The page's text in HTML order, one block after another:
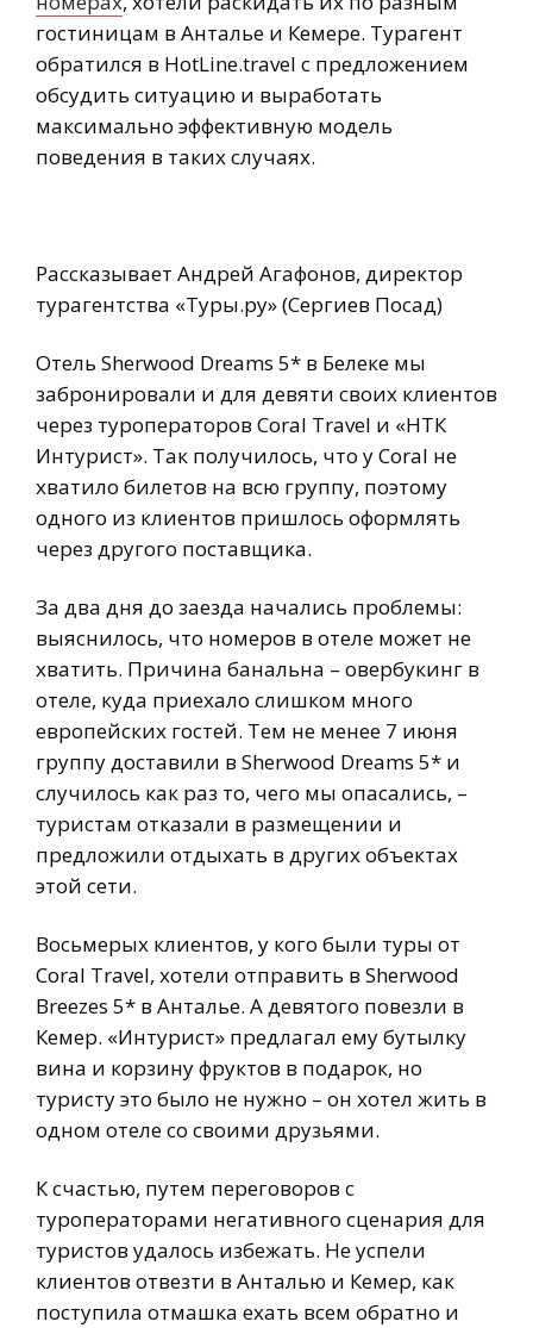
гостиницам в Анталье и Кемере. Турагент
обратился в HotLine.travel с предложением
обсудить ситуацию и выработать
максимально эффективную модель
поведения в таких случаях.
Рассказывает Андрей Агафонов, директор
турагентства «Туры.ру» (Сергиев Посад)
Отель Sherwood Dreams 5* в Белеке мы
забронировали и для девяти своих клиентов
через туроператоров Coral Travel и «НТК
Интурист». Так получилось, что у Coral не
хватило билетов на всю группу, поэтому
одного из клиентов пришлось оформлять
через другого поставщика.
За два дня до заезда начались проблемы:
выяснилось, что номеров в отеле может не
хватить. Причина банальна – овербукинг в
отеле, куда приехало слишком много
европейских гостей. Тем не менее 7 июня
группу доставили в Sherwood Dreams 5* и
случилось как раз то, чего мы опасались, –
туристам отказали в размещении и
предложили отдыхать в других объектах
этой сети.
Восьмерых клиентов, у кого были туры от
Coral Travel, хотели отправить в Sherwood
Breezes 5* в Анталье. А девятого повезли в
Кемер. «Интурист» предлагал ему бутылку
вина и корзину фруктов в подарок, но
туристу это было не нужно – он хотел жить в
одном отеле со своими друзьями.
К счастью, путем переговоров с
туроператорами негативного сценария для
туристов удалось избежать. Не успели
клиентов отвезти в Анталью и Кемер, как
поступила отмашка ехать всем обратно и